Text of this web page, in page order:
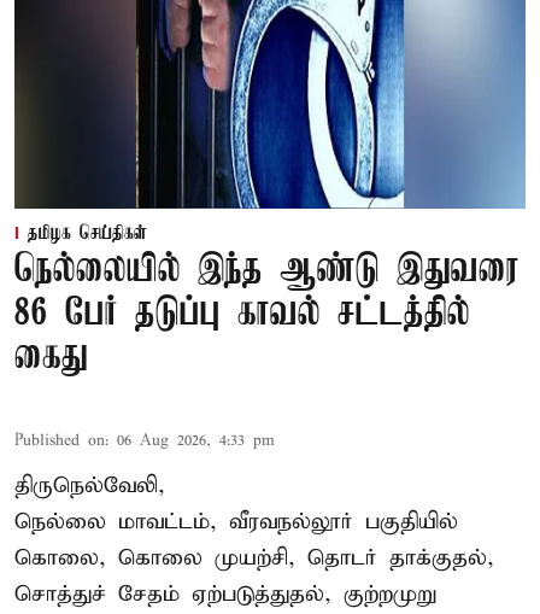
தமிழக செய்திகள்
நெல்லையில் இந்த ஆண்டு இதுவரை
86 பேர் தடுப்பு காவல் சட்டத்தில்
கைது
Published on: 06 Aug 2026, 4:33 pm
திருநெல்வேலி,
நெல்லை மாவட்டம், வீரவநல்லூர் பகுதியில்
கொலை, கொலை முயற்சி, தொடர் தாக்குதல்,
சொத்துச் சேதம் ஏற்படுத்துதல், குற்றமுறு